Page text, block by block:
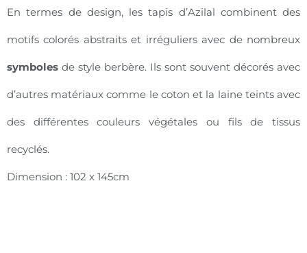
En termes de design, les tapis d’Azilal combinent des
motifs colorés abstraits et irréguliers avec de nombreux
symboles de style berbère. Ils sont souvent décorés avec
d’autres matériaux comme le coton et la laine teints avec
des différentes couleurs végétales ou fils de tissus
recyclés.
Dimension : 102 x 145cm